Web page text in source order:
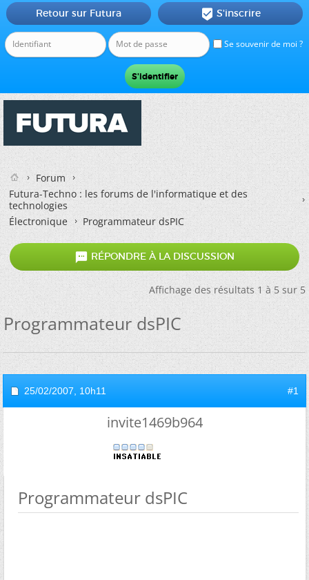
Se souvenir de moi ?
Retour sur Futura  S'inscrire
Forum
Futura-Techno : les forums de l'informatique et des
technologies
Électronique
Programmateur dsPIC
 RÉPONDRE À LA DISCUSSION
Affichage des résultats 1 à 5 sur 5
Programmateur dsPIC
25/02/2007, 10h11 #1
invite1469b964
Programmateur dsPIC